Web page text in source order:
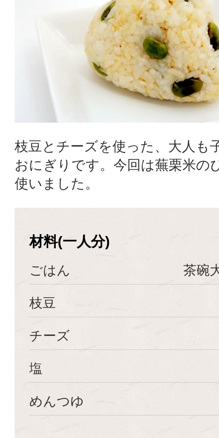
枝豆とチーズを使った、大人も
おにぎりです。今回は蕪栗米の
使いました。
材料(一人分)
ごはん 茶碗
枝豆
チーズ
塩
めんつゆ